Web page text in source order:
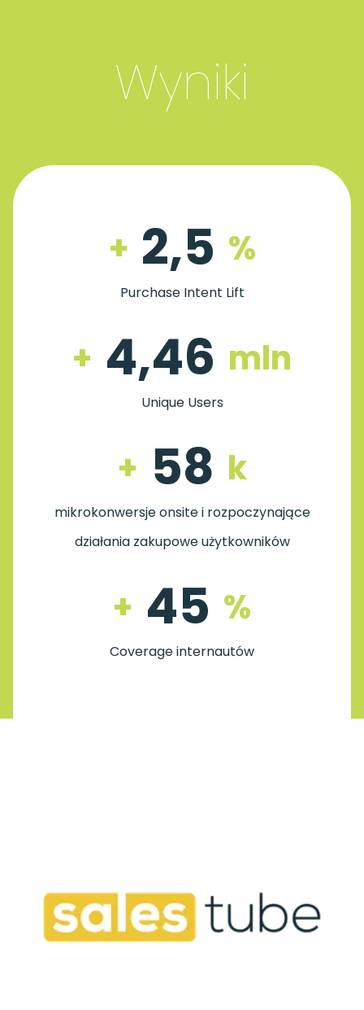
Wyniki
+ 2,5 %
Purchase Intent Lift
+ 4,46 mln
Unique Users
+ 58 k
mikrokonwersje onsite i rozpoczynające
działania zakupowe użytkowników
+ 45 %
Coverage internautów